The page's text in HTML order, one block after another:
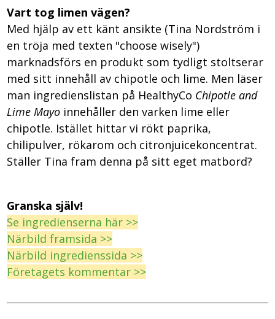
Vart tog limen vägen?
Med hjälp av ett känt ansikte (Tina Nordström i
en tröja med texten "choose wisely")
marknadsförs en produkt som tydligt stoltserar
med sitt innehåll av chipotle och lime. Men läser
man ingredienslistan på HealthyCo Chipotle and
Lime Mayo innehåller den varken lime eller
chipotle. Istället hittar vi rökt paprika,
chilipulver, rökarom och citronjuicekoncentrat.
Ställer Tina fram denna på sitt eget matbord?
Granska själv!
Se ingredienserna här >>
Närbild framsida >>
Närbild ingredienssida >>
Företagets kommentar >>